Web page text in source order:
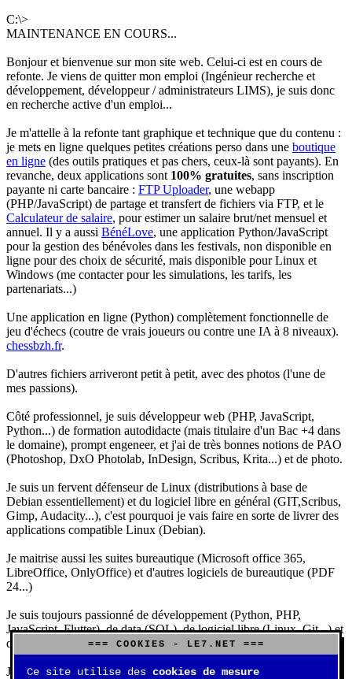
C:\>
MAINTENANCE EN COURS...
Bonjour et bienvenue sur mon site web. Celui-ci est en cours de
refonte. Je viens de quitter mon emploi (Ingénieur recherche et
développement, développeur / administrateurs LIMS), je suis donc
en recherche active d'un emploi...
Je m'attelle à la refonte tant graphique et technique que du contenu :
je mets en ligne quelques petites créations perso dans une boutique
en ligne (des outils pratiques et pas chers, ceux-là sont payants). En
revanche, deux applications sont 100% gratuites, sans inscription
payante ni carte bancaire : FTP Uploader, une webapp
(PHP/JavaScript) de partage et transfert de fichiers via FTP, et le
Calculateur de salaire, pour estimer un salaire brut/net mensuel et
annuel. Il y a aussi BénéLove, une application Python/JavaScript
pour la gestion des bénévoles dans les festivals, non disponible en
ligne pour des choix de sécurité, mais disponible pour Linux et
Windows (me contacter pour les simulations, les tarifs, les
partenariats...)
Une application en ligne (Python) complètement fonctionnelle de
jeu d'échecs (coutre de vrais joueurs ou contre une IA à 8 niveaux).
chessbzh.fr.
D'autres fichiers arriveront petit à petit, avec des photos (l'une de
mes passions).
Côté professionnel, je suis développeur web (PHP, JavaScript,
Python...) de formation autodidacte (mais titulaire d'un Bac +4 dans
le domaine), prompt engeneer, et j'ai de très bonnes notions de PAO
(Photoshop, DxO Photolab, InDesign, Scribus, Krita...) et de photo.
Je suis un fervent défenseur de Linux (distributions à base de
Debian essentiellement) et du logiciel libre en général (GIT,Scribus,
Gimp, Audacity...), c'est pourquoi je vais faire en sorte de livrer des
applications compatible Linux (Debian).
Je maitrise aussi les suites bureautique (Microsoft office 365,
LibreOffice, OnlyOffice) et d'autres logiciels de bureautique (PDF
24...)
Je suis toujours passionné de développement (Python, PHP,
JavaScript, Flutter), de data (SQL), de logiciel libre (Linux, Git...) et
d'IA (principalement Claude et DeepSeek).
J'aime jouer, surtout aux jeux de sociétés (Risk, Uno, Scrabble...),
=== COOKIES - LE7.NET ===
Ce site utilise des cookies de mesure